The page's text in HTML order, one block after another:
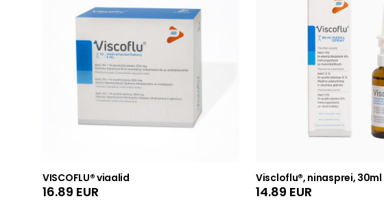
VISCOFLU® viaalid
16.89 EUR
Viscloflu®, ninasprei, 30ml
14.89 EUR